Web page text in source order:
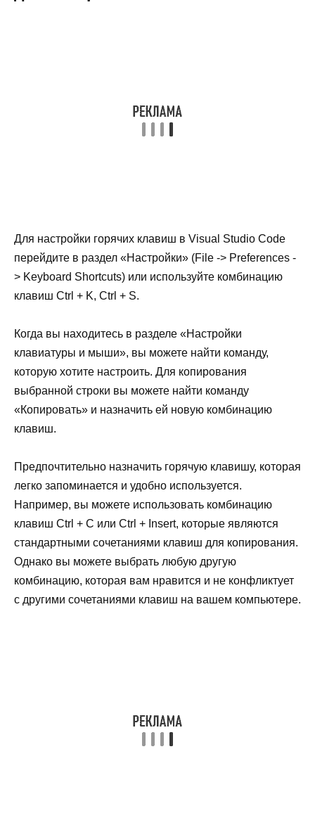
Для настройки горячих клавиш в Visual Studio Code
перейдите в раздел «Настройки» (File -> Preferences -
> Keyboard Shortcuts) или используйте комбинацию
клавиш Ctrl + K, Ctrl + S.
Когда вы находитесь в разделе «Настройки
клавиатуры и мыши», вы можете найти команду,
которую хотите настроить. Для копирования
выбранной строки вы можете найти команду
«Копировать» и назначить ей новую комбинацию
клавиш.
Предпочтительно назначить горячую клавишу, которая
легко запоминается и удобно используется.
Например, вы можете использовать комбинацию
клавиш Ctrl + C или Ctrl + Insert, которые являются
стандартными сочетаниями клавиш для копирования.
Однако вы можете выбрать любую другую
комбинацию, которая вам нравится и не конфликтует
с другими сочетаниями клавиш на вашем компьютере.